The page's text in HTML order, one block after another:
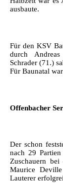
ausbaute.
Für den KSV
durch
Schrader (71.)
Für Baunatal
Offenbacher
Der schon
nach 29
Zuschauern
Maurice
Lauterer